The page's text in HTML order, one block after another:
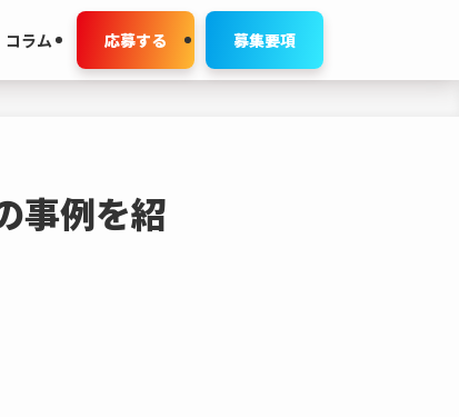
コラム 応募する 募集要項
事例を紹